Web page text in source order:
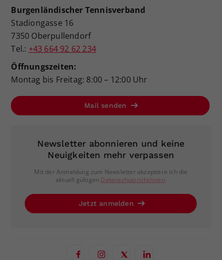
Burgenländischer Tennisverband
Stadiongasse 16
7350 Oberpullendorf
Tel.: +43 664 92 62 234
Öffnungszeiten:
Montag bis Freitag: 8:00 – 12:00 Uhr
Mail senden
Newsletter abonnieren und keine
Neuigkeiten mehr verpassen
Mit der Anmeldung zum Newsletter akzeptiere ich die
aktuell gültigen Datenschutzrichtlinien.
Jetzt anmelden